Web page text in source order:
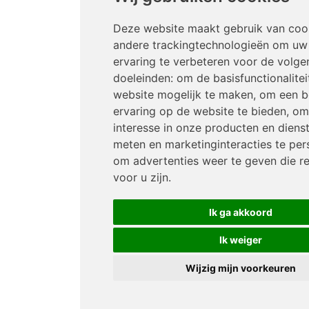
Deze website maakt gebruik van
andere trackingtechnologieën om
ervaring te verbeteren voor de
doeleinden: om de
website mogelijk te maken, om een
ervaring op de website te bieden,
interesse in onze producten en
meten en marketinginteracties te
om advertenties weer te geven die
voor u zijn.
Ik ga akkoord
Ik weiger
Wijzig mijn voorkeuren